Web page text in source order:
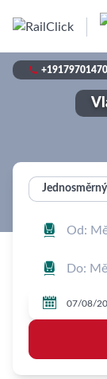
 +19179701470
Jednosměrný


